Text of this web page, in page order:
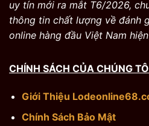
uy tín mới ra mắt T6/2026,
thông tin chất lượng về đánh
online hàng đầu Việt Nam
CHÍNH SÁCH CỦA CHÚNG
Giới Thiệu
Chính Sách Bảo Mật